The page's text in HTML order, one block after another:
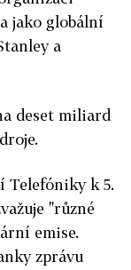
jako globální
a
deset miliard
Telefóniky k 5.
"různé
emise.
zprávu